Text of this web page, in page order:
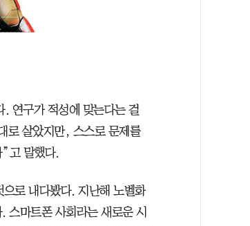
. 연구가 적성에 맞는다는 걸
로 살았지만, 스스로 문제를
고 말했다.
로 내다봤다. 지난해 노벨화
스마트폰 사회라는 새로운 시